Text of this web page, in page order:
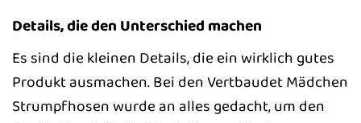
Details, die den Unterschied machen
Es sind die kleinen Details, die ein wirklich gutes
Produkt ausmachen. Bei den Vertbaudet Mädchen
Strumpfhosen wurde an alles gedacht, um den